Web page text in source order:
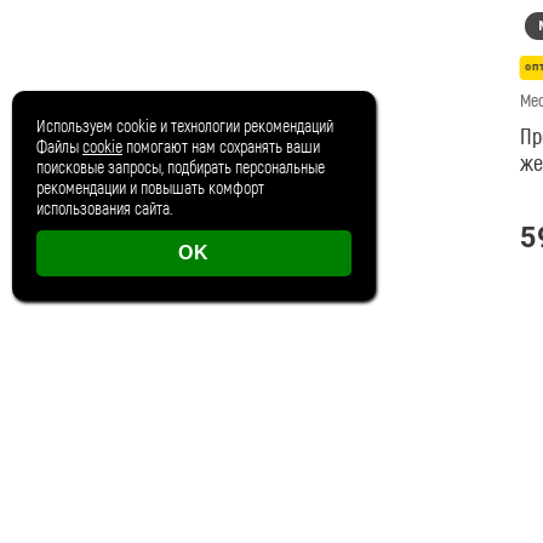
Используем cookie и технологии рекомендаций
Файлыcookie помогают нам сохранять ваши
поисковые запросы, подбирать персональные
рекомендации и повышать комфорт
использования сайта.
OK